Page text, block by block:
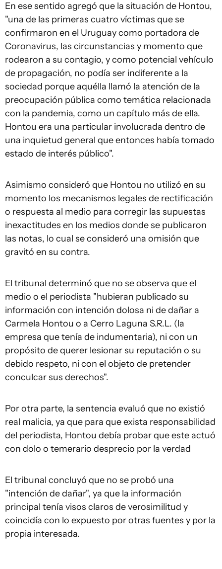
En ese sentido agregó que la situación de Hontou,
"una de las primeras cuatro víctimas que se
confirmaron en el Uruguay como portadora de
Coronavirus, las circunstancias y momento que
rodearon a su contagio, y como potencial vehículo
de propagación, no podía ser indiferente a la
sociedad porque aquélla llamó la atención de la
preocupación pública como temática relacionada
con la pandemia, como un capítulo más de ella.
Hontou era una particular involucrada dentro de
una inquietud general que entonces había tomado
estado de interés público".
Asimismo consideró que Hontou no utilizó en su
momento los mecanismos legales de rectificación
o respuesta al medio para corregir las supuestas
inexactitudes en los medios donde se publicaron
las notas, lo cual se consideró una omisión que
gravitó en su contra.
El tribunal determinó que no se observa que el
medio o el periodista "hubieran publicado su
información con intención dolosa ni de dañar a
Carmela Hontou o a Cerro Laguna S.R.L. (la
empresa que tenía de indumentaria), ni con un
propósito de querer lesionar su reputación o su
debido respeto, ni con el objeto de pretender
conculcar sus derechos".
Por otra parte, la sentencia evaluó que no existió
real malicia, ya que para que exista responsabilidad
del periodista, Hontou debía probar que este actuó
con dolo o temerario desprecio por la verdad
El tribunal concluyó que no se probó una
"intención de dañar", ya que la información
principal tenía visos claros de verosimilitud y
coincidía con lo expuesto por otras fuentes y por la
propia interesada.